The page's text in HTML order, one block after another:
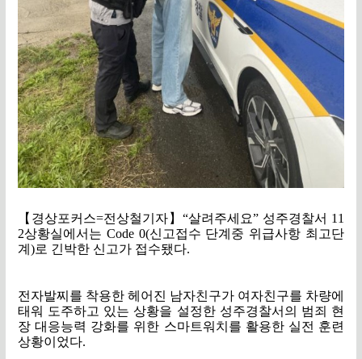
【 경상포커스=전상철기자 】 “살려주세요” 성주경찰서 11
2상황실에서는 Code 0(신고접수 단계중 위급사항 최고단
계 )로 긴박한 신고가 접수됐다.
전자발찌를 착용한 헤어진 남자친구가 여자친구를 차량에
태워 도주하고 있는 상황을 설정한 성주경찰서의 범죄 현
장 대응능력 강화를 위한 스마트워치를 활용한 실전 훈련
상황이었다.